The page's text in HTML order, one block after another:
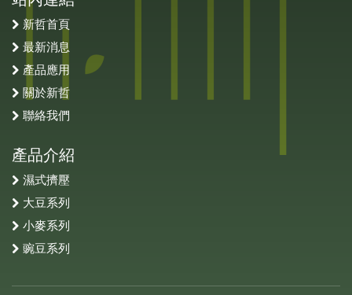
新哲首頁
最新消息
產品應用
關於新哲
聯絡我們
產品介紹
濕式擠壓
大豆系列
小麥系列
豌豆系列